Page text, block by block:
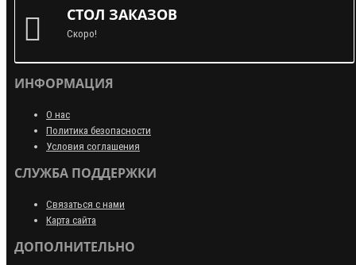
СТОЛ ЗАКАЗОВ
Скоро!
ИНФОРМАЦИЯ
О нас
Политика безопасности
Условия соглашения
СЛУЖБА ПОДДЕРЖКИ
Связаться с нами
Карта сайта
ДОПОЛНИТЕЛЬНО